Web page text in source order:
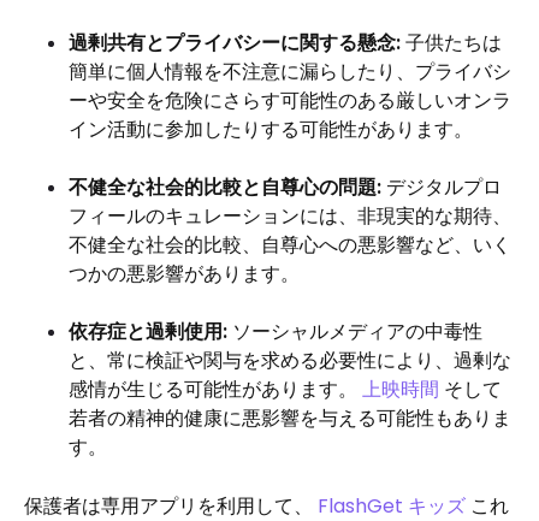
過剰共有とプライバシーに関する懸念:子供たちは
簡単に個人情報を不注意に漏らしたり、プライバシ
ーや安全を危険にさらす可能性のある厳しいオンラ
イン活動に参加したりする可能性があります。
不健全な社会的比較と自尊心の問題: デジタルプロ
フィールのキュレーションには、非現実的な期待、
不健全な社会的比較、自尊心への悪影響など、いく
つかの悪影響があります。
依存症と過剰使用: ソーシャルメディアの中毒性
と、常に検証や関与を求める必要性により、過剰な
感情が生じる可能性があります。 上映時間 そして
若者の精神的健康に悪影響を与える可能性もありま
す。
保護者は専用アプリを利用して、 FlashGet キッズ これ